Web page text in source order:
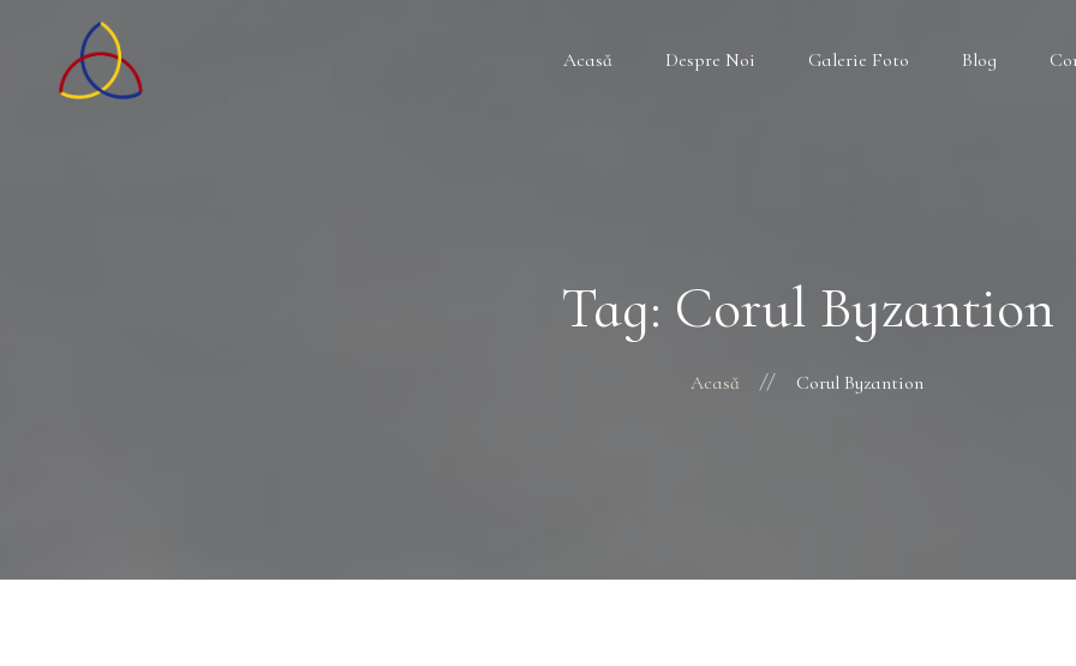
Acasă Despre Noi Galerie Foto Blog
Tag: Corul Byzantion
Acasă Corul Byzantion